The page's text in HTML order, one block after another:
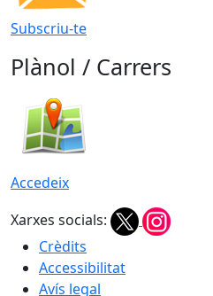
Subscriu-te
Plànol / Carrers
Accedeix
Xarxes socials:
Crèdits
Accessibilitat
Avís legal